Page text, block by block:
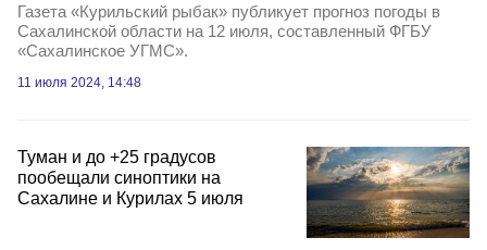
Газета «Курильский рыбак» публикует прогноз погоды в
Сахалинской области на 12 июля, составленный ФГБУ
«Сахалинское УГМС».
11 июля 2024, 14:48
Туман и до +25 градусов
пообещали синоптики на
Сахалине и Курилах 5 июля